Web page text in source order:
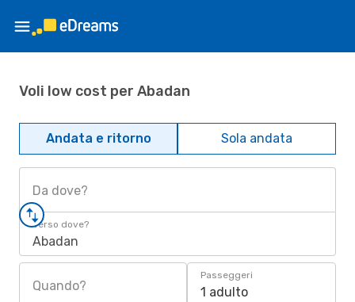
Voli low cost per Abadan
Andata e ritorno Sola andata
Da dove?
Verso dove?
Abadan
Quando?
Passeggeri
1 adulto